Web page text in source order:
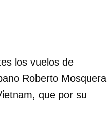
los vuelos de
Roberto Mosquera
que por su